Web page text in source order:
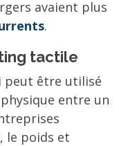
avaient plus
.
tactile
peut être utilisé
entre un
le poids et